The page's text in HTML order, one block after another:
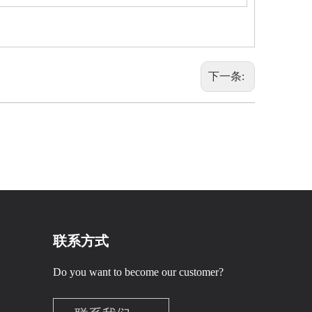
下一条:
联系方式
Do you want to become our customer?